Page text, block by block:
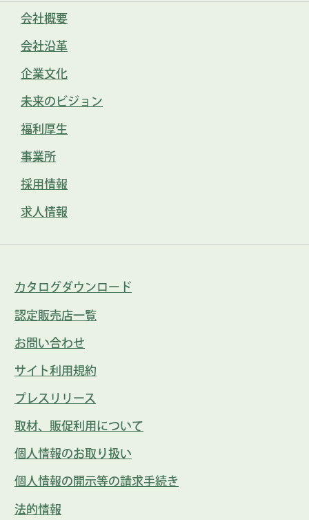
会社概要
会社沿革
企業文化
未来のビジョン
福利厚生
事業所
採用情報
求人情報
カタログダウンロード
認定販売店一覧
お問い合わせ
サイト利用規約
プレスリリース
取材、販促利用について
個人情報のお取り扱い
個人情報の開示等の請求手続き
法的情報